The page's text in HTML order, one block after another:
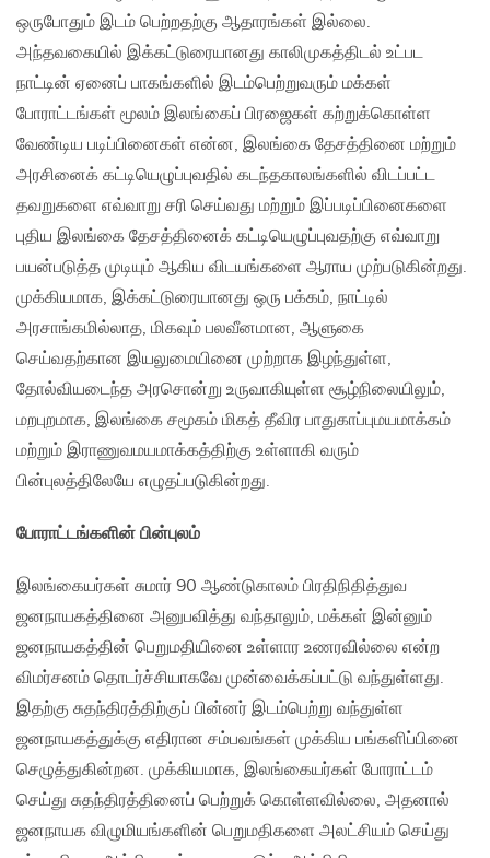
ஒருபோதும் இடம் பெற்றதற்கு ஆதாரங்கள் இல்லை.
அந்தவகையில் இக்கட்டுரையானது காலிமுகத்திடல் உட்பட
நாட்டின் ஏனைப் பாகங்களில் இடம்பெற்றுவரும் மக்கள்
போராட்டங்கள் மூலம் இலங்கைப் பிரஜைகள் கற்றுக்கொள்ள
வேண்டிய படிப்பினைகள் என்ன, இலங்கை தேசத்தினை மற்றும்
அரசினைக் கட்டியெழுப்புவதில் கடந்தகாலங்களில் விடப்பட்ட
தவறுகளை எவ்வாறு சரி செய்வது மற்றும் இப்படிப்பினைகளை
புதிய இலங்கை தேசத்தினைக் கட்டியெழுப்புவதற்கு எவ்வாறு
பயன்படுத்த முடியும் ஆகிய விடயங்களை ஆராய முற்படுகின்றது.
முக்கியமாக, இக்கட்டுரையானது ஒரு பக்கம், நாட்டில்
அரசாங்கமில்லாத, மிகவும் பலவீனமான, ஆளுகை
செய்வதற்கான இயலுமையினை முற்றாக இழந்துள்ள,
தோல்வியடைந்த அரசொன்று உருவாகியுள்ள சூழ்நிலையிலும்,
மறபுறமாக, இலங்கை சமூகம் மிகத் தீவிர பாதுகாப்புமயமாக்கம்
மற்றும் இராணுவமயமாக்கத்திற்கு உள்ளாகி வரும்
பின்புலத்திலேயே எழுதப்படுகின்றது.
போராட்டங்களின் பின்புலம்
இலங்கையர்கள் சுமார் 90 ஆண்டுகாலம் பிரதிநிதித்துவ
ஜனநாயகத்தினை அனுபவித்து வந்தாலும், மக்கள் இன்னும்
ஜனநாயகத்தின் பெறுமதியினை உள்ளார உணரவில்லை என்ற
விமர்சனம் தொடர்ச்சியாகவே முன்வைக்கப்பட்டு வந்துள்ளது.
இதற்கு சுதந்திரத்திற்குப் பின்னர் இடம்பெற்று வந்துள்ள
ஜனநாயகத்துக்கு எதிரான சம்பவங்கள் முக்கிய பங்களிப்பினை
செழுத்துகின்றன. முக்கியமாக, இலங்கையர்கள் போராட்டம்
செய்து சுதந்திரத்தினைப் பெற்றுக் கொள்ளவில்லை, அதனால்
ஜனநாயக விழுமியங்களின் பெறுமதிகளை அலட்சியம் செய்து